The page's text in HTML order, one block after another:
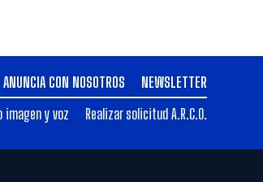
ANUNCIA CON NOSOTROS
NEWSLETTER
imagen y voz Realizar solicitud A.R.C.O.